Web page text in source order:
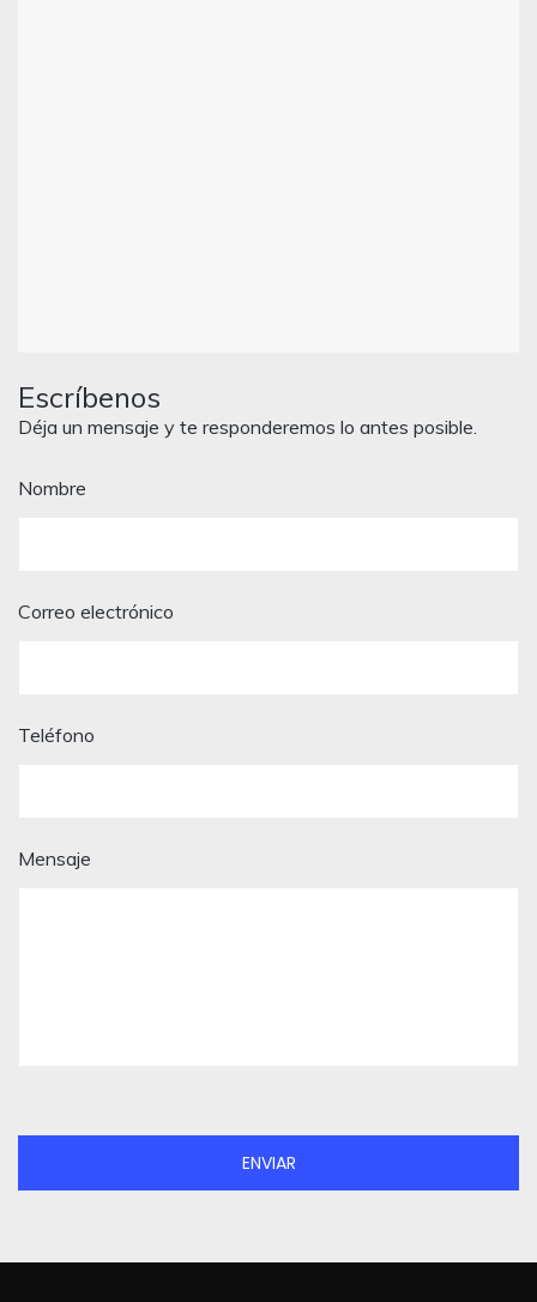
Escríbenos
Déja un mensaje y te responderemos lo antes posible.
Nombre
Correo electrónico
Teléfono
Mensaje